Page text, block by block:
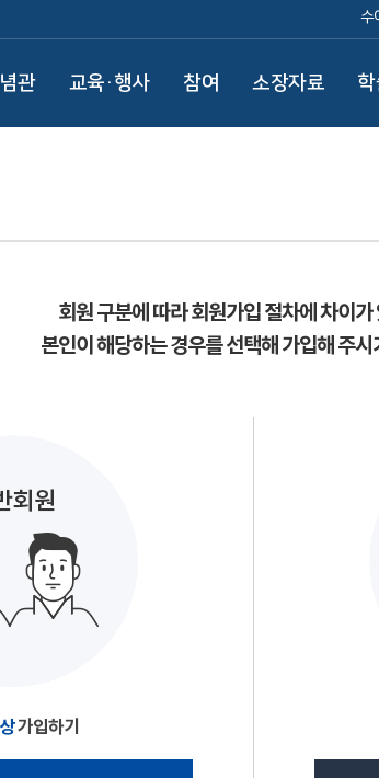
수
관 교육·행사 참여 소장자료
회원 구분에 따라 회원가입 절차에 차이가
본인이 해당하는 경우를 선택해 가입해 주
가입하기